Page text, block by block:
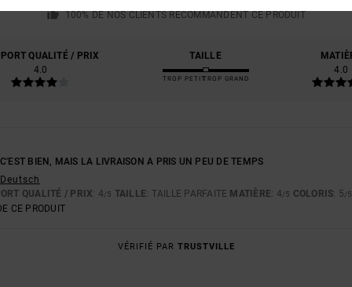
100% DE NOS CLIENTS RECOMMANDENT CE PRODUIT
QUALITÉ / PRIX
4.0
TAILLE
TROP PETITTROP GRAND
4.0
BIEN, MAIS LA LIVRAISON A PRIS UN PEU DE TEMPS
QUALITÉ / PRIX: 4/5 TAILLE: TAILLE PARFAITE MATIÈRE: 4/5 COLORIS: 5/5
CE PRODUIT
VÉRIFIÉ PAR TRUSTVILLE